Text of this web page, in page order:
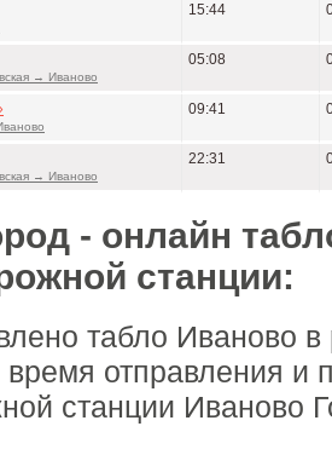
15:44
→ Иваново
05:08
09:41
→ Иваново
22:31
- онлайн
станции:
табло Иваново
время отправления и
станции Иваново